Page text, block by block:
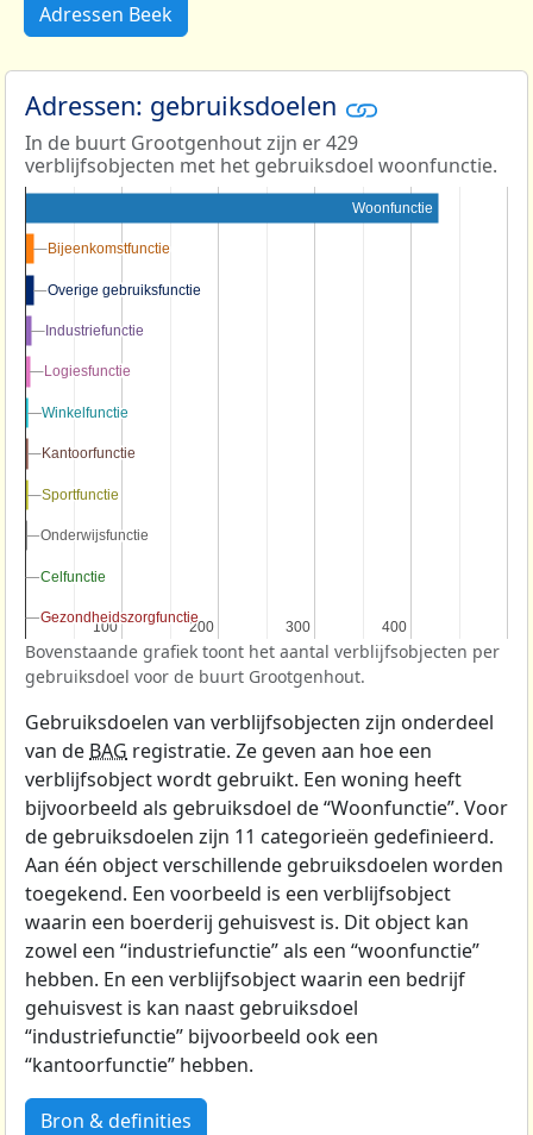
Adressen Beek
Adressen: gebruiksdoelen
In de buurt Grootgenhout zijn er 429
verblijfsobjecten met het gebruiksdoel woonfunctie.
100
100 200
200 300
300 400
400
Woonfunctie
Bijeenkomstfunctie
Bijeenkomstfunctie
Overige gebruiksfunctie
Overige gebruiksfunctie
Industriefunctie
Industriefunctie
Logiesfunctie
Logiesfunctie
Winkelfunctie
Winkelfunctie
Kantoorfunctie
Kantoorfunctie
Sportfunctie
Sportfunctie
Onderwijsfunctie
Onderwijsfunctie
Celfunctie
Celfunctie
Gezondheidszorgfunctie
Gezondheidszorgfunctie
Bovenstaande grafiek toont het aantal verblijfsobjecten per
gebruiksdoel voor de buurt Grootgenhout.
Gebruiksdoelen van verblijfsobjecten zijn onderdeel
van de BAG registratie. Ze geven aan hoe een
verblijfsobject wordt gebruikt. Een woning heeft
bijvoorbeeld als gebruiksdoel de “Woonfunctie”. Voor
de gebruiksdoelen zijn 11 categorieën gedefinieerd.
Aan één object verschillende gebruiksdoelen worden
toegekend. Een voorbeeld is een verblijfsobject
waarin een boerderij gehuisvest is. Dit object kan
zowel een “industriefunctie” als een “woonfunctie”
hebben. En een verblijfsobject waarin een bedrijf
gehuisvest is kan naast gebruiksdoel
“industriefunctie” bijvoorbeeld ook een
“kantoorfunctie” hebben.
Bron & definities